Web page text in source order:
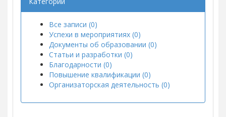
Все записи (0)
Успехи в мероприятиях (0)
Документы об образовании (0)
Статьи и разработки (0)
Благодарности (0)
Повышение квалификации (0)
Организаторская деятельность (0)